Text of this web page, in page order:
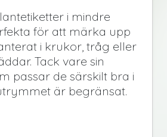
i mindre
för att märka upp
i krukor, tråg eller
Tack vare sin
passar de särskilt bra i
är begränsat.